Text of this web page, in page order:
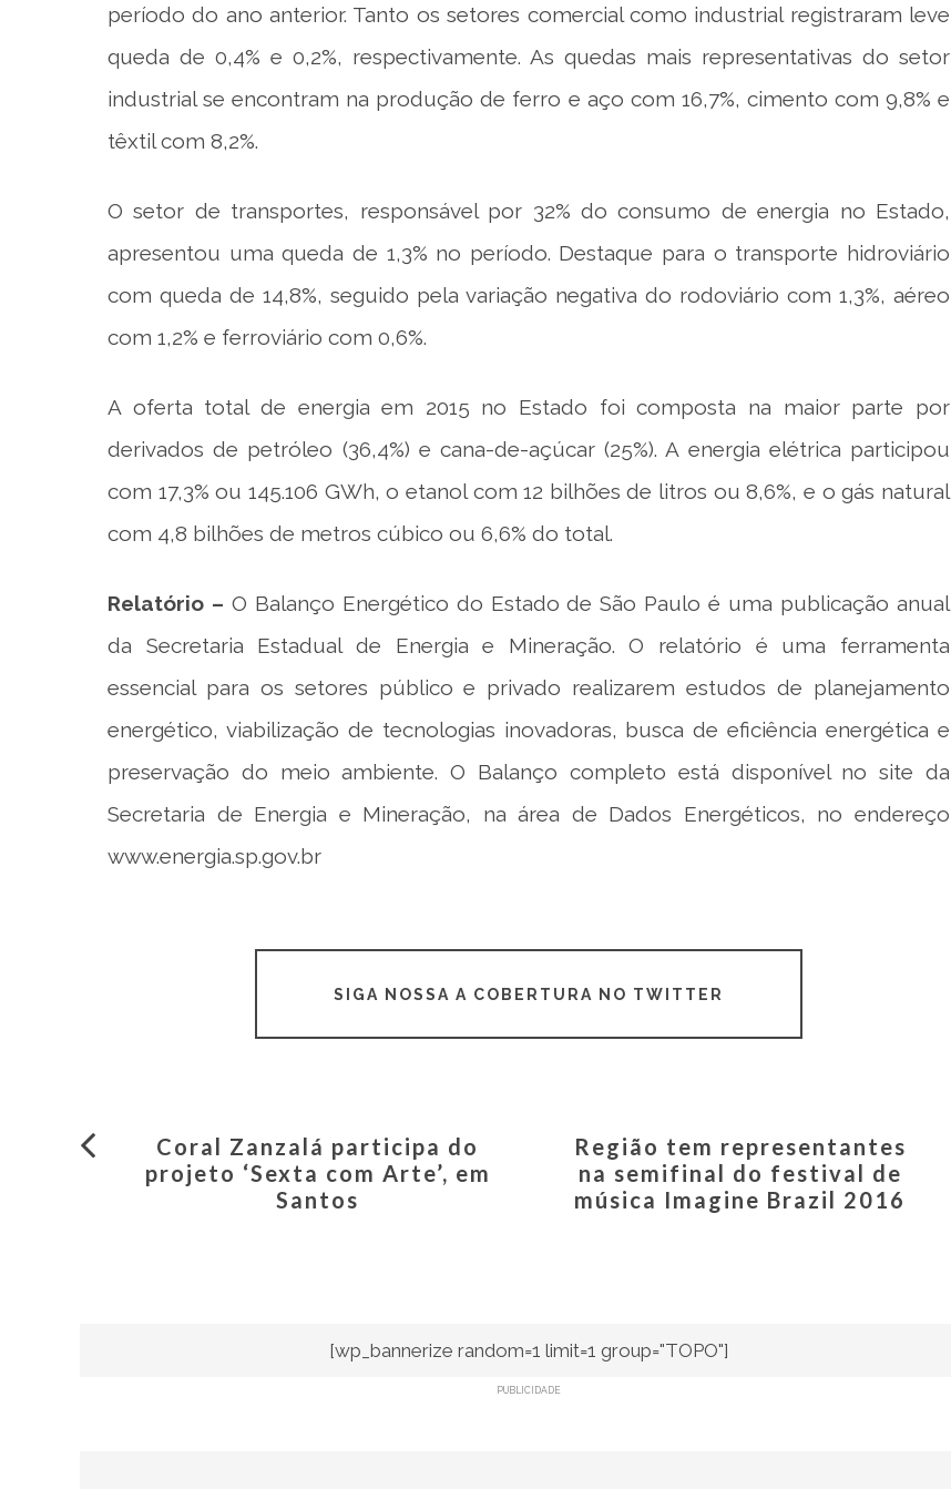
período do ano anterior. Tanto os setores comercial como industrial registraram leve
queda de 0,4% e 0,2%, respectivamente. As quedas mais representativas do setor
industrial se encontram na produção de ferro e aço com 16,7%, cimento com 9,8% e
têxtil com 8,2%.
O setor de transportes, responsável por 32% do consumo de energia no Estado,
apresentou uma queda de 1,3% no período. Destaque para o transporte hidroviário
com queda de 14,8%, seguido pela variação negativa do rodoviário com 1,3%, aéreo
com 1,2% e ferroviário com 0,6%.
A oferta total de energia em 2015 no Estado foi composta na maior parte por
derivados de petróleo (36,4%) e cana-de-açúcar (25%). A energia elétrica participou
com 17,3% ou 145.106 GWh, o etanol com 12 bilhões de litros ou 8,6%, e o gás natural
com 4,8 bilhões de metros cúbico ou 6,6% do total.
Relatório – O Balanço Energético do Estado de São Paulo é uma publicação anual
da Secretaria Estadual de Energia e Mineração. O relatório é uma ferramenta
essencial para os setores público e privado realizarem estudos de planejamento
energético, viabilização de tecnologias inovadoras, busca de eficiência energética e
preservação do meio ambiente. O Balanço completo está disponível no site da
Secretaria de Energia e Mineração, na área de Dados Energéticos, no endereço
www.energia.sp.gov.br
SIGA NOSSA A COBERTURA NO TWITTER
Coral Zanzalá participa do
projeto ‘Sexta com Arte’, em
Santos
Região tem representantes
na semifinal do festival de
música Imagine Brazil 2016
[wp_bannerize random=1 limit=1 group="TOPO"]
PUBLICIDADE